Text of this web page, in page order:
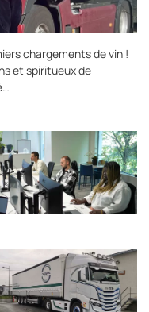
chargements de vin !
et spiritueux de